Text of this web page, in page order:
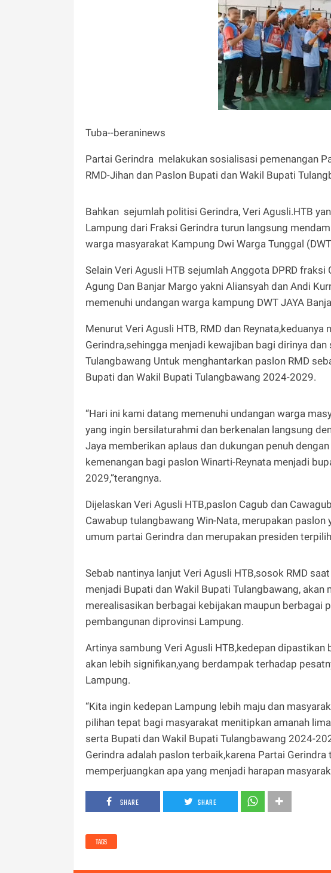
Tuba--beraninews
Partai Gerindra melakukan sosialisasi pemenangan
RMD-Jihan dan Paslon Bupati dan Wakil Bupati
Bahkan sejumlah politisi Gerindra, Veri Agusli.HTB
Lampung dari Fraksi Gerindra turun langsung
warga masyarakat Kampung Dwi Warga Tunggal
Selain Veri Agusli HTB sejumlah Anggota DPRD
Agung Dan Banjar Margo yakni Aliansyah dan Andi
memenuhi undangan warga kampung DWT JAYA
Menurut Veri Agusli HTB, RMD dan
Gerindra,sehingga menjadi kewajiban bagi dirinya
Tulangbawang Untuk menghantarkan paslon RMD
Bupati dan Wakil Bupati Tulangbawang 2024-2029.
“Hari ini kami datang memenuhi undangan warga
yang ingin bersilaturahmi dan berkenalan langsung
Jaya memberikan aplaus dan dukungan penuh
kemenangan bagi paslon Winarti-Reynata menjadi
2029,”terangnya.
Dijelaskan Veri Agusli HTB,paslon Cagub dan
Cawabup tulangbawang Win-Nata, merupakan
umum partai Gerindra dan merupakan presiden
Sebab nantinya lanjut Veri Agusli HTB,sosok RMD
menjadi Bupati dan Wakil Bupati Tulangbawang,
merealisasikan berbagai kebijakan maupun berbagai
pembangunan diprovinsi Lampung.
Artinya sambung Veri Agusli HTB,kedepan
akan lebih signifikan,yang berdampak terhadap
Lampung.
“Kita ingin kedepan Lampung lebih maju dan
pilihan tepat bagi masyarakat menitipkan amanah
serta Bupati dan Wakil Bupati Tulangbawang 2024-
Gerindra adalah paslon terbaik,karena Partai
memperjuangkan apa yang menjadi harapan
SHARE SHARE
TAGS